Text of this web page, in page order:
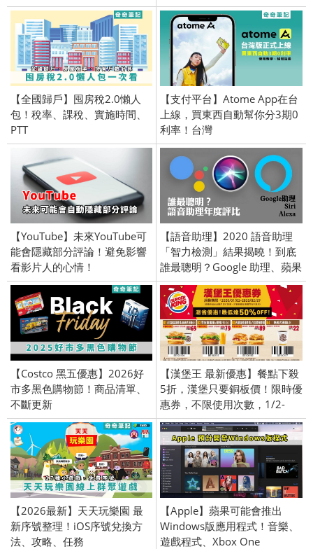
【全國歸戶】囤房稅2.0懶人
包！稅率、課稅、實施時間、
PTT
【支付平台】Atome App在台
上線，買東西自動幫你分3期0
利率！台灣
【YouTube】未來YouTube可
能會隱藏部分評論！避免影響
看影片人的心情！
【語音助理】2020 語音助理
「智力檢測」結果揭曉！到底
誰最聰明？Google 助理、蘋果
Siri、亞馬遜 Alexa
【Costco 黑五優惠】2026好
市多黑色購物節！商品清單、
不斷更新
【漢堡王 最新優惠】餐點下殺
5折，漢堡只要銅板價！限時優
惠券，不限使用次數，1/2-
2/29限定！
【2026最新】天天玩樂園 最
新序號整理！iOS序號兌換方
法、攻略、任務
【Apple】蘋果可能會推出
Windows版應用程式！音樂、
遊戲程式、Xbox One